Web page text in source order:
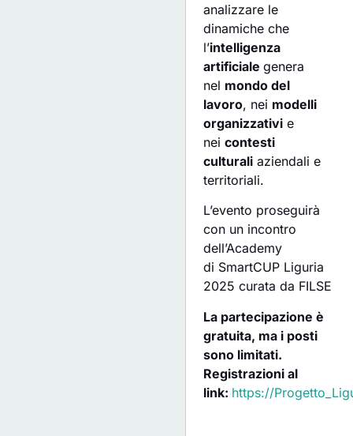
analizzare le
dinamiche che
l’intelligenza
artificialegenera
nel mondo del
lavoro, nei modelli
organizzativi e
neicontesti
culturali aziendali e
territoriali.
L’evento proseguirà
con un incontro
dell’Academy
di SmartCUP Liguria
2025 curata da FILSE
La partecipazione è
gratuita, ma i posti
sono limitati.
Registrazioni al
link: https://